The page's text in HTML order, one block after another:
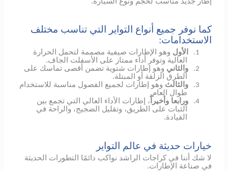
كما نوفر جميع أنواع التواير التي تناسب مختلف
الاستخدامات:
1. الأول وهو الإطارات صيفية مصممة لتحمل الحرارة
العالية وتوفر أداء ممتاز على الأسفلت الجاف.
2. والثاني وهو إطارات شتوية تضمن أقصى تماسك على
الطرق الزلقة أو المبتلة.
3. والثالث وهو إطارات لجميع الفصول مناسبة للاستخدام
طوال العام.
4. ورابعا وأخيراً ، إطارات الأداء العالي التي تجمع بين
الثبات على الطريق، وتقليل الضجيج، والراحة في
القيادة.
خيارات حديثة في عالم التواير
لا شك أننا في كراجات الراشد نواكب دائمًا التطورات الحديثة
في صناعة الإطارات.